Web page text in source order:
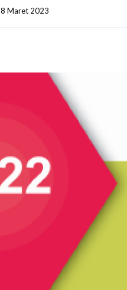
8 Maret 2023